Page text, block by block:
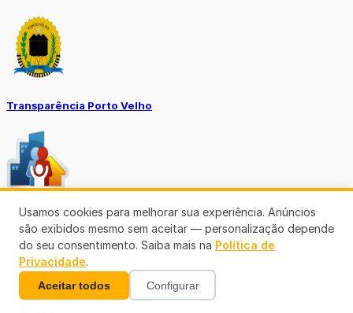
Transparência Porto Velho
SEMUSA
(69)3901-3176
Usamos cookies para melhorar sua experiência. Anúncios
são exibidos mesmo sem aceitar — personalização depende
do seu consentimento. Saiba mais na Política de
Privacidade.
Aceitar todos Configurar